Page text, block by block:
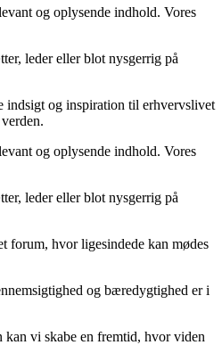
og oplysende indhold. Vores
leder eller blot nysgerrig på
indsigt og inspiration til erhvervslivet
og oplysende indhold. Vores
leder eller blot nysgerrig på
forum, hvor ligesindede kan mødes
og bæredygtighed er i
vi skabe en fremtid, hvor viden